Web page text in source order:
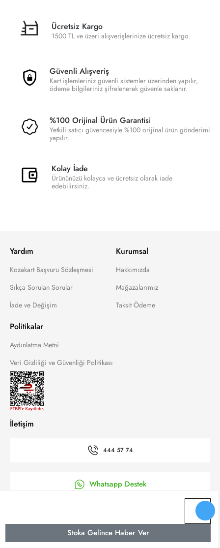
Stoka Gelince Haber Ver
Ücretsiz Kargo
1500 TL ve üzeri alışverişlerinize ücretsiz kargo.
Güvenli Alışveriş
Kart işlemleriniz güvenli sistemler üzerinden yapılır,
ödeme bilgileriniz şifrelenerek güvenle saklanır.
%100 Orijinal Ürün Garantisi
Yetkili satıcı güvencesiyle %100 orijinal ürün gönderimi
yapılır.
Kolay İade
Ürününüzü kolayca ve ücretsiz olarak iade
edebilirsiniz.
Yardım
Kozakart Başvuru Sözleşmesi
Sıkça Sorulan Sorular
İade ve Değişim
Kurumsal
Hakkımızda
Mağazalarımız
Taksit Ödeme
Politikalar
Aydınlatma Metni
Veri Gizliliği ve Güvenliği Politikası
İletişim
444 57 74
Whatsapp Destek